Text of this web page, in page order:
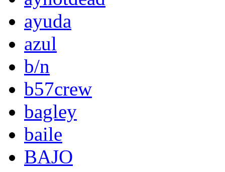
ayuda
azul
b/n
b57crew
bagley
baile
BAJO